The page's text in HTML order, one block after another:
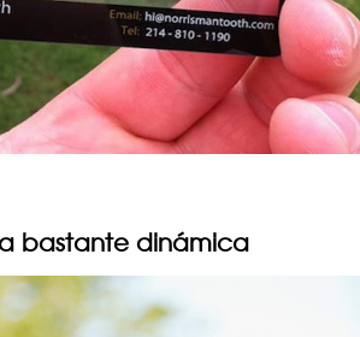
bastante dinámica